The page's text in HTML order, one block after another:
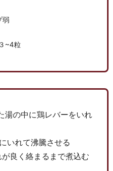
弱
~4粒
湯の中に鶏レバーをいれ
いれて沸騰させる
良く絡まるまで煮込む